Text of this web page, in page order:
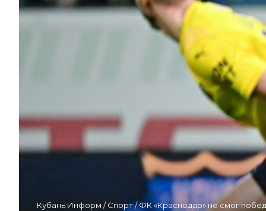
Кубань Информ /Спорт/ФК «Краснодар» не смог